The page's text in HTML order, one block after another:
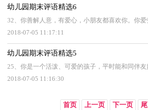
幼儿园期末评语精选6
32、你善解人意，有爱心，小朋友都喜欢你。你
2018-07-05 11:17:11
幼儿园期末评语精选5
25、你是一个活泼、可爱的孩子，平时能和同伴
2018-07-05 11:16:30
首页 上一页 下一页